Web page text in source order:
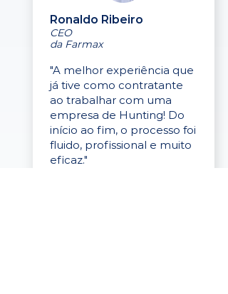
Ronaldo Ribeiro
CEO
da Farmax
"A melhor experiência que
já tive como contratante
ao trabalhar com uma
empresa de Hunting! Do
início ao fim, o processo foi
fluido, profissional e muito
eficaz."